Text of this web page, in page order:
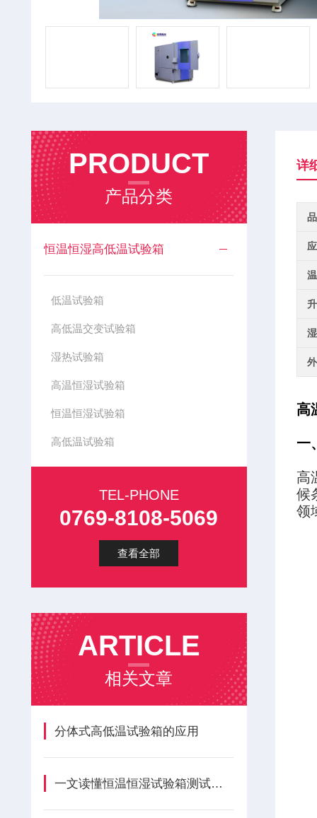
PRODUCT
产品分类
恒温恒湿高低温试验箱
低温试验箱
高低温交变试验箱
湿热试验箱
高温恒湿试验箱
恒温恒湿试验箱
高低温试验箱
TEL-PHONE
0769-8108-5069
查看全部
ARTICLE
相关文章
分体式高低温试验箱的应用
一文读懂恒温恒湿试验箱测试规范
详
高
一
高
候
领